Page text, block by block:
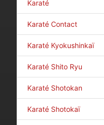
Karaté
Karaté Contact
Karaté Kyokushinkaï
Karaté Shito Ryu
Karaté Shotokan
Karaté Shotokaï